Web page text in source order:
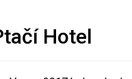
Hotel